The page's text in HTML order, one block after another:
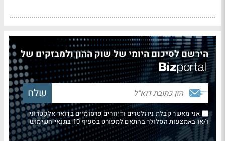
הירשם לסיכום היומי של שוק ההון ולמבזקים של
אני מאשר קבלת ניוזלטרים ודיוורים פרסומיים בדואר אלקטרוני
ו/או באמצעות הסלולר בהתאם למפורט בסעיף 10 בתנאי השימוש